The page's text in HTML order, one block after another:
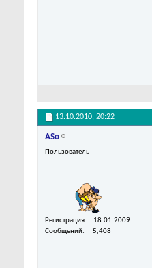
13.10.2010, 20:22
ASo
Пользователь
Регистрация
18.01.2009
Сообщений
5,408